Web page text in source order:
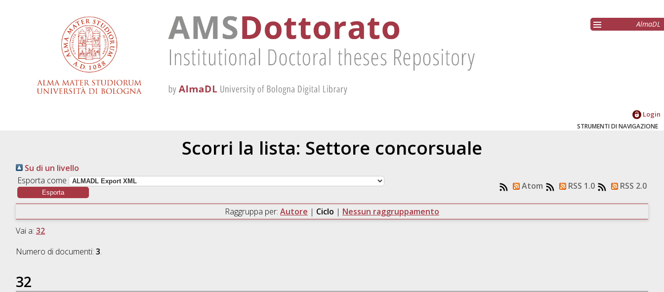
AlmaDL
Login
STRUMENTI DI NAVIGAZIONE
Scorri la lista: Settore concorsuale
Su di un livello
Esporta come
Atom RSS 1.0 RSS 2.0
Raggruppa per: Autore | Ciclo | Nessun raggruppamento
Vai a: 32
Numero di documenti: 3.
32